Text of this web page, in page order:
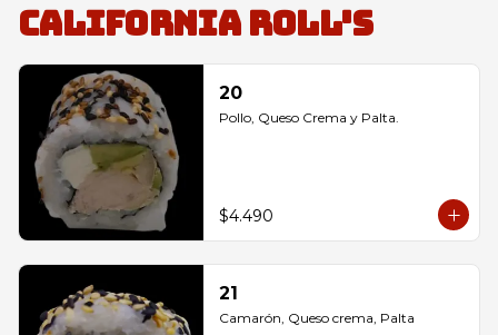
California Roll's
20
Pollo, Queso Crema y Palta.
$4.490
21
Camarón, Queso crema, Palta